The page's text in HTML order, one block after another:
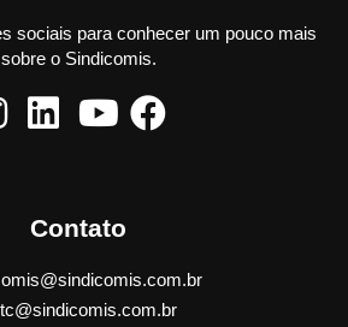
sociais para conhecer um pouco mais
sobre o Sindicomis.
Contato